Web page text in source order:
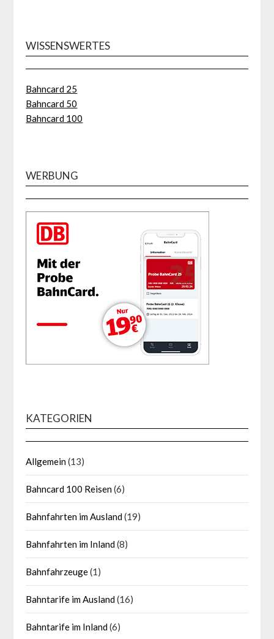
WISSENSWERTES
Bahncard 25
Bahncard 50
Bahncard 100
WERBUNG
KATEGORIEN
Allgemein(13)
Bahncard 100 Reisen(6)
Bahnfahrten im Ausland(19)
Bahnfahrten im Inland(8)
Bahnfahrzeuge(1)
Bahntarife im Ausland(16)
Bahntarife im Inland(6)